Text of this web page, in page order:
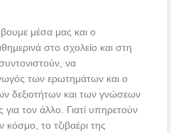
μέσα μας και ο
στο σχολείο και στη
να
των ερωτημάτων και ο
δεξιοτήτων και των γνώσεων
τον άλλο. Γιατί υπηρετούν
το τζιβαέρι της